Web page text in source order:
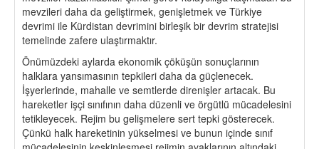
mevzileri daha da geliştirmek, genişletmek ve Türkiye
devrimi ile Kürdistan devrimini birleşik bir devrim stratejisi
temelinde zafere ulaştırmaktır.
Önümüzdeki aylarda ekonomik çöküşün sonuçlarının
halklara yansımasının tepkileri daha da güçlenecek.
İşyerlerinde, mahalle ve semtlerde direnişler artacak. Bu
hareketler işçi sınıfının daha düzenli ve örgütlü mücadelesini
tetikleyecek. Rejim bu gelişmelere sert tepki gösterecek.
Çünkü halk hareketinin yükselmesi ve bunun içinde sınıf